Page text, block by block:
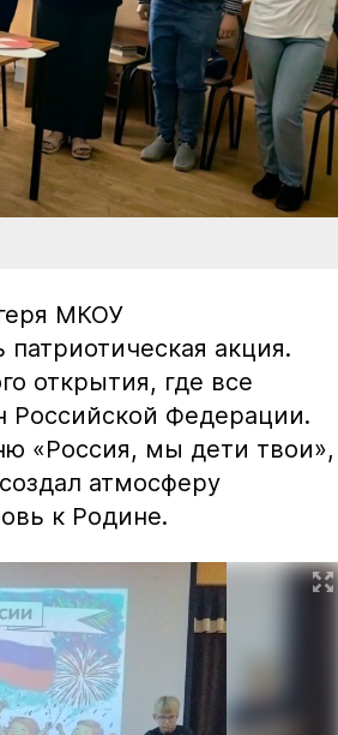
МКОУ
акция.
открытия, где все
Российской Федерации.
«Россия, мы дети твои»,
атмосферу
к Родине.